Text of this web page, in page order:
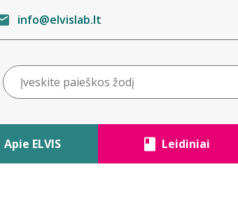
info@elvislab.lt
Apie ELVIS Leidiniai